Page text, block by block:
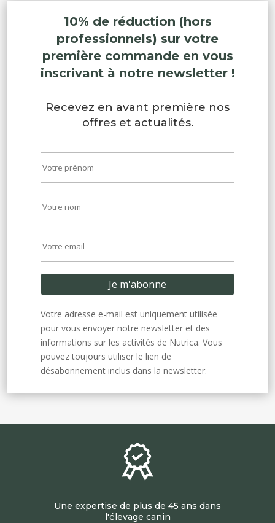
10% de réduction (hors
professionnels) sur votre
première commande en vous
inscrivant à notre newsletter !
Recevez en avant première nos
offres et actualités.
Votre adresse e-mail est uniquement utilisée
pour vous envoyer notre newsletter et des
informations sur les activités de Nutrica. Vous
pouvez toujours utiliser le lien de
désabonnement inclus dans la newsletter.
Une expertise de plus de 45 ans dans
l'élevage canin